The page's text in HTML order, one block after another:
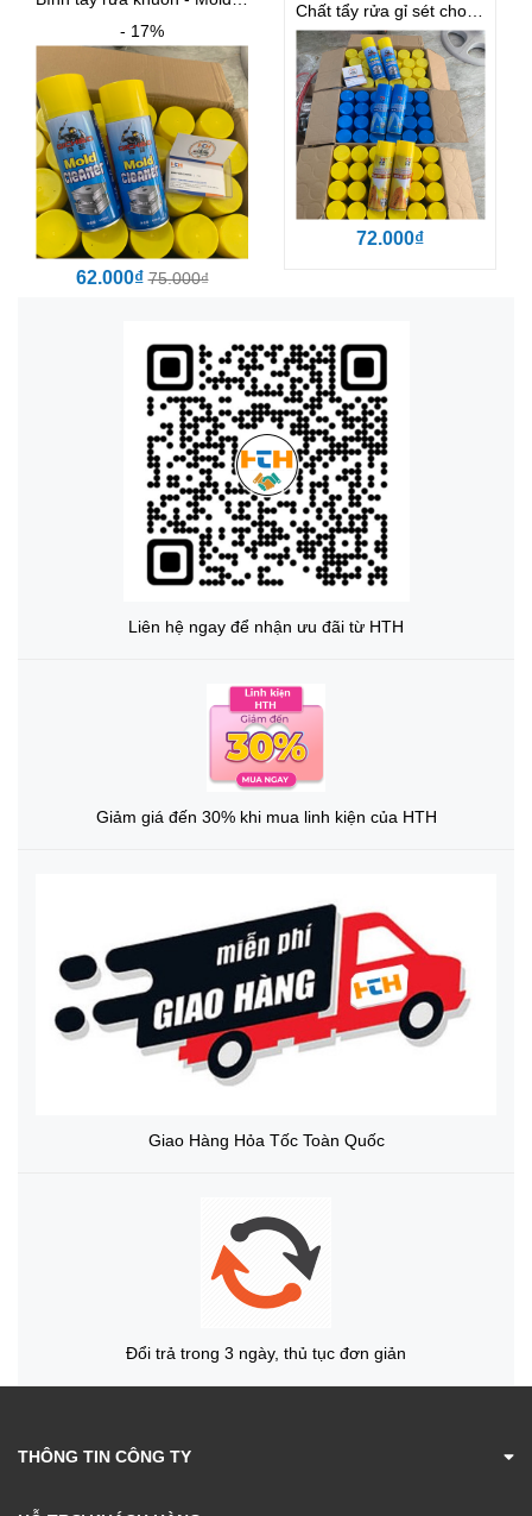
- 17%
62.000₫75.000₫
72.000₫
Liên hệ ngay để nhận ưu đãi từ HTH
Giảm giá đến 30% khi mua linh kiện của HTH
Giao Hàng Hỏa Tốc Toàn Quốc
Đổi trả trong 3 ngày, thủ tục đơn giản
THÔNG TIN CÔNG TY